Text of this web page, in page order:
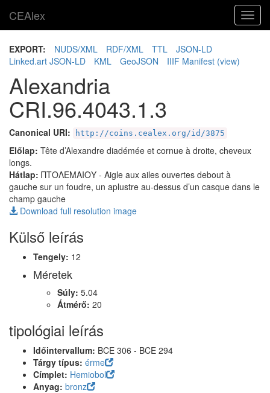
CEAlex
EXPORT: NUDS/XML RDF/XML TTL
JSON-LD
Linked.art JSON-LD
KML GeoJSON IIIF Manifest (view)
Alexandria
CRI.96.4043.1.3
Canonical URI: http://coins.cealex.org/id/3875
Előlap: Tête d’Alexandre diadémée et cornue à droite, cheveux
longs.
Hátlap: ΠΤΟΛΕΜΑΙΟΥ - Aigle aux ailes ouvertes debout à
gauche sur un foudre, un aplustre au-dessus d’un casque dans le
champ gauche
Download full resolution image
Külső leírás
Tengely: 12
Méretek
Súly: 5.04
Átmérő: 20
tipológiai leírás
Időintervallum: BCE 306 - BCE 294
Tárgy típus: érme
Címplet: Hemiobol
Anyag: bronz